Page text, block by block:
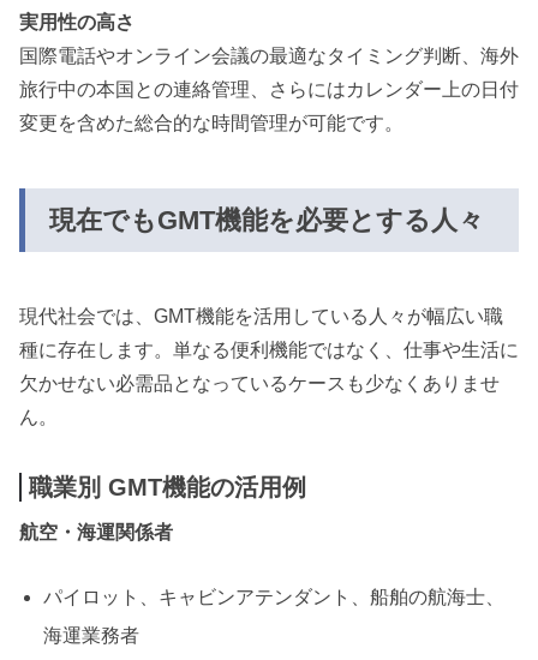
実用性の高さ
国際電話やオンライン会議の最適なタイミング判断、海外
旅行中の本国との連絡管理、さらにはカレンダー上の日付
変更を含めた総合的な時間管理が可能です。
現在でもGMT機能を必要とする人々
現代社会では、GMT機能を活用している人々が幅広い職
種に存在します。単なる便利機能ではなく、仕事や生活に
欠かせない必需品となっているケースも少なくありませ
ん。
職業別 GMT機能の活用例
航空・海運関係者
パイロット、キャビンアテンダント、船舶の航海士、
海運業務者